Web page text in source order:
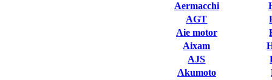
Aermacchi
AGT
Aie motor
Aixam
AJS
Akumoto